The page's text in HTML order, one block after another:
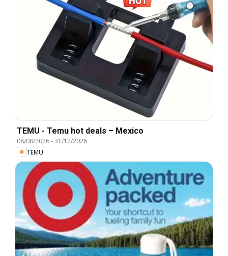
TEMU - Temu hot deals – Mexico
08/08/2026-31/12/2026
TEMU